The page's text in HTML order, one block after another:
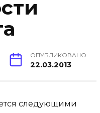
ОПУБЛИКОВАНО
22.03.2013
следующими